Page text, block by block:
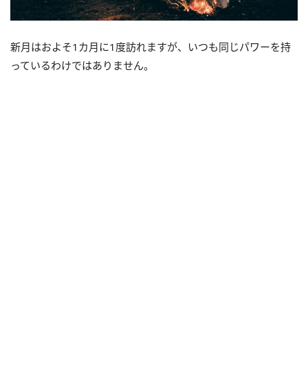
新月はおよそ1カ月に1度訪れますが、いつも同じパワーを持
っているわけではありません。